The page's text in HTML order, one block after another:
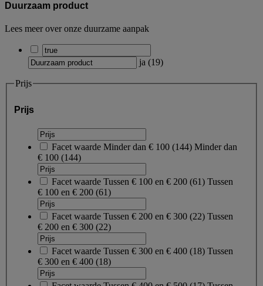
Duurzaam product
Lees meer over onze duurzame aanpak
ja (19)
Prijs
Prijs
Facet waarde Minder dan € 100 (144) Minder dan
€ 100 (144)
Facet waarde Tussen € 100 en € 200 (61) Tussen
€ 100 en € 200 (61)
Facet waarde Tussen € 200 en € 300 (22) Tussen
€ 200 en € 300 (22)
Facet waarde Tussen € 300 en € 400 (18) Tussen
€ 300 en € 400 (18)